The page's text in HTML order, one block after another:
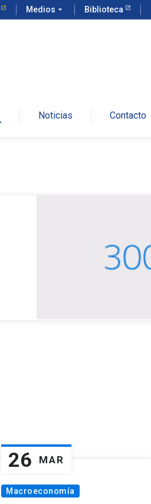
Medios arrow_drop_down Biblioteca
Noticias Contacto
26 MAR
Macroeconomía